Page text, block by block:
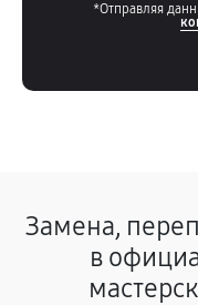
*Отправляя
Замена,
в